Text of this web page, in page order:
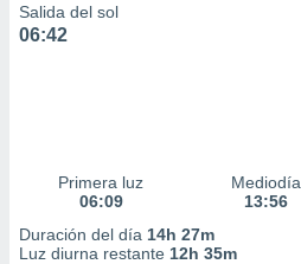
Salida del sol
06:42
Primera luz
06:09
Mediodía
13:56
Duración del día 14h 27m
Luz diurna restante 12h 35m